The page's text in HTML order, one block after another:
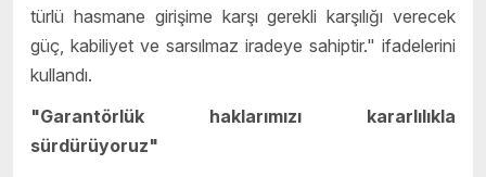
türlü hasmane girişime karşı gerekli karşılığı verecek
güç, kabiliyet ve sarsılmaz iradeye sahiptir." ifadelerini
kullandı.
"Garantörlük haklarımızı kararlılıkla
sürdürüyoruz"